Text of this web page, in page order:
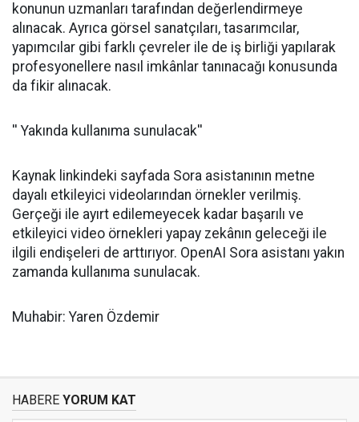
konunun uzmanları tarafından değerlendirmeye
alınacak. Ayrıca görsel sanatçıları, tasarımcılar,
yapımcılar gibi farklı çevreler ile de iş birliği yapılarak
profesyonellere nasıl imkânlar tanınacağı konusunda
da fikir alınacak.
'' Yakında kullanıma sunulacak''
Kaynak linkindeki sayfada Sora asistanının metne
dayalı etkileyici videolarından örnekler verilmiş.
Gerçeği ile ayırt edilemeyecek kadar başarılı ve
etkileyici video örnekleri yapay zekânın geleceği ile
ilgili endişeleri de arttırıyor. OpenAI Sora asistanı yakın
zamanda kullanıma sunulacak.
Muhabir: Yaren Özdemir
HABERE YORUM KAT